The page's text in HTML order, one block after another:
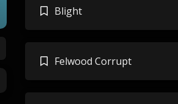
Blight
Felwood Corrupt